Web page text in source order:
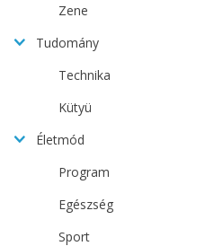
Zene
Tudomány
Technika
Kütyü
Életmód
Program
Egészség
Sport